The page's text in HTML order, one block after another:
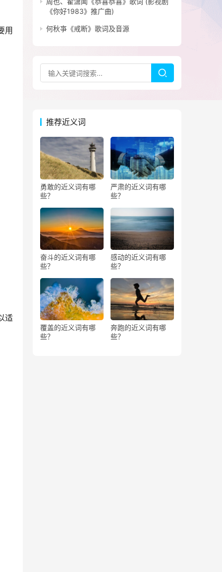
用
适
《你好1983》推广曲)
何秋亊《戒断》歌词及音源
推荐近义词
勇敢的近义词有哪
些？
严肃的近义词有哪
些？
奋斗的近义词有哪
些？
感动的近义词有哪
些？
覆盖的近义词有哪
些？
奔跑的近义词有哪
些？